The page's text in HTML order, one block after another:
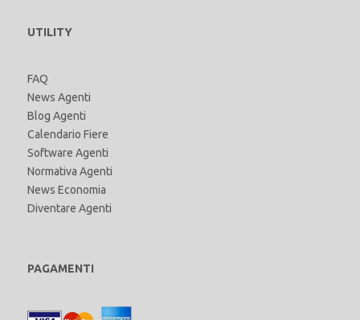
UTILITY
FAQ
News Agenti
Blog Agenti
Calendario Fiere
Software Agenti
Normativa Agenti
News Economia
Diventare Agenti
PAGAMENTI